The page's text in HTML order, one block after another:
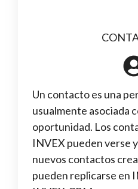
Un contacto es una
usualmente asociada
oportunidad. Los
INVEX pueden verse
nuevos contactos
pueden replicarse en